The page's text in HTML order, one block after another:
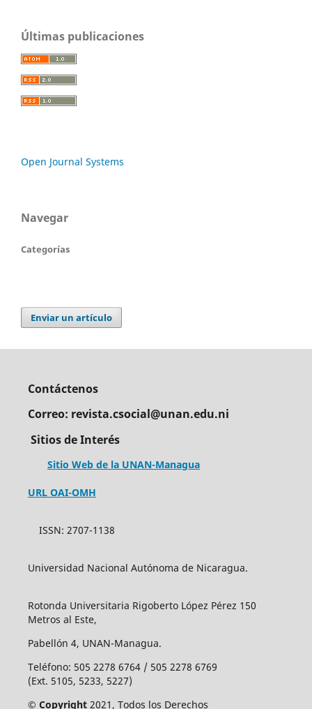
Últimas publicaciones
Open Journal Systems
Navegar
Categorías
Enviar un artículo
Contáctenos
Correo: revista.csocial@unan.edu.ni
Sitios de Interés
Sitio Web de la UNAN-Managua
URL OAI-OMH
ISSN: 2707-1138
Universidad Nacional Autónoma de Nicaragua.
Rotonda Universitaria Rigoberto López Pérez 150
Metros al Este,
Pabellón 4, UNAN-Managua.
Teléfono: 505 2278 6764 / 505 2278 6769
(Ext. 5105, 5233, 5227)
© Copyright2021, Todos los Derechos